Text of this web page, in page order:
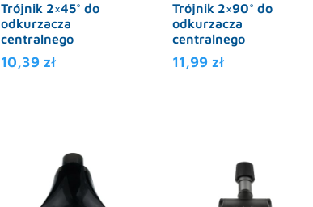
Trójnik 2×45° do
odkurzacza
centralnego
10,39 zł
Trójnik 2×90° do
odkurzacza
centralnego
11,99zł